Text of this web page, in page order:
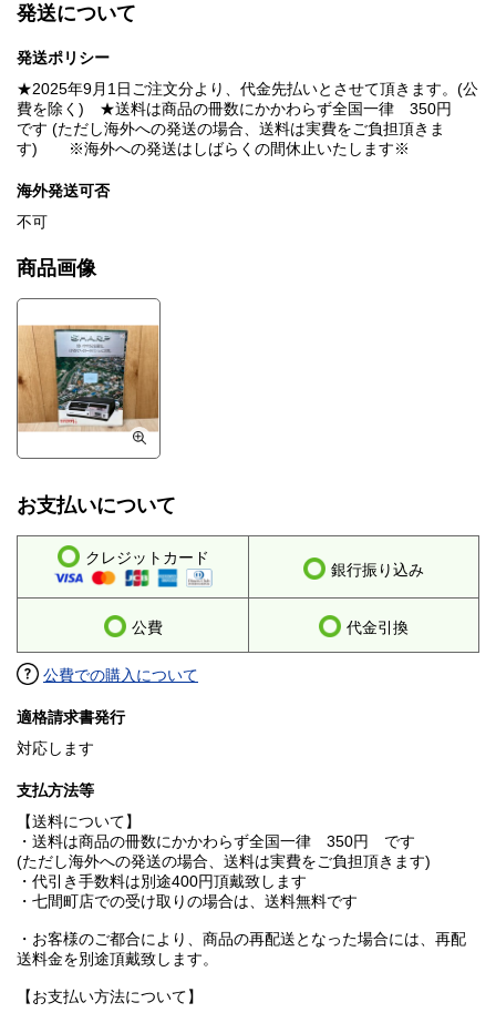
発送について
発送ポリシー
★2025年9月1日ご注文分より、代金先払いとさせて頂きます。(公
費を除く) ★送料は商品の冊数にかかわらず全国一律 350円
です (ただし海外への発送の場合、送料は実費をご負担頂きま
す) ※海外への発送はしばらくの間休止いたします※
海外発送可否
不可
商品画像
お支払いについて
クレジットカード
銀行振り込み
公費 代金引換
公費での購入について
適格請求書発行
対応します
支払方法等
【送料について】
・送料は商品の冊数にかかわらず全国一律 350円 です
(ただし海外への発送の場合、送料は実費をご負担頂きます)
・代引き手数料は別途400円頂戴致します
・七間町店での受け取りの場合は、送料無料です
・お客様のご都合により、商品の再配送となった場合には、再配
送料金を別途頂戴致します。
【お支払い方法について】